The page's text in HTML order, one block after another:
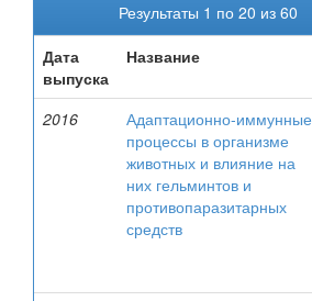
Результаты 1 по 20 из 60
Дата
выпуска
Название
2016
Адаптационно-иммунные
процессы в организме
животных и влияние на
них гельминтов и
противопаразитарных
средств